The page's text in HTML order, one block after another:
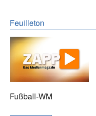
Feuilleton
Fußball-WM